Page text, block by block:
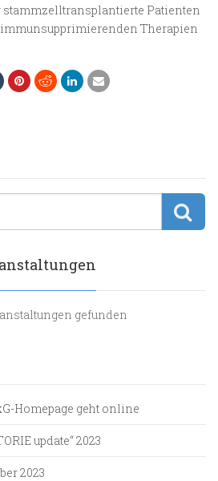
Patienten
Therapien
gefunden
Homepage geht online
update“ 2023
2023